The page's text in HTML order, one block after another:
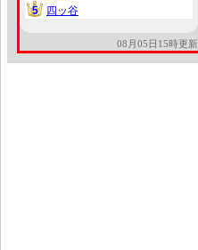
5
5 四ッ谷
08月05日15時更新